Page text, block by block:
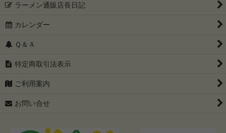
ラーメン通販店長日記
カレンダー
Ｑ＆Ａ
特定商取引法表示
ご利用案内
お問い合せ